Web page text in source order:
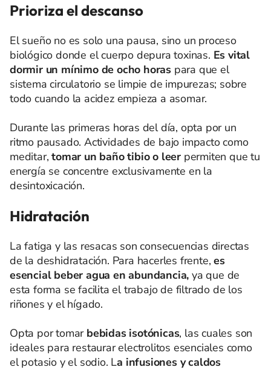
Prioriza el descanso
El sueño no es solo una pausa, sino un proceso
biológico donde el cuerpo depura toxinas. Es vital
dormir un mínimo de ocho horas para que el
sistema circulatorio se limpie de impurezas; sobre
todo cuando la acidez empieza a asomar.
Durante las primeras horas del día, opta por un
ritmo pausado. Actividades de bajo impacto como
meditar,tomar un baño tibio o leer permiten que tu
energía se concentre exclusivamente en la
desintoxicación.
Hidratación
La fatiga y las resacas son consecuencias directas
de la deshidratación. Para hacerles frente,es
esencial beber agua en abundancia, ya que de
esta forma se facilita el trabajo de filtrado de los
riñones y el hígado.
Opta por tomar bebidas isotónicas, las cuales son
ideales para restaurar electrolitos esenciales como
el potasio y el sodio. La infusiones y caldos